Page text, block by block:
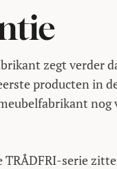
zegt verder
producten in
nog
TRÅDFRI-serie